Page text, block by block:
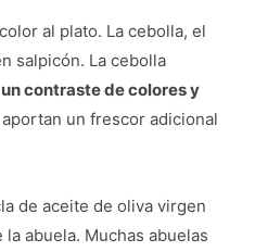
al plato. La cebolla, el
salpicón. La cebolla
contraste de colores y
un frescor adicional
de aceite de oliva virgen
abuela. Muchas abuelas